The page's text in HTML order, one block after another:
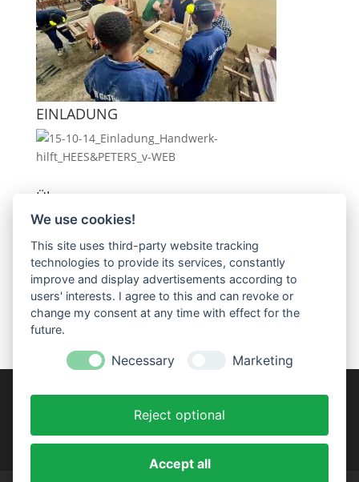
EINLADUNG
Über uns:
HANDWERK HILFT e.V. ist aus einer Initiative der
Schreinerinnung Trier-Saarburg entstanden.
Satzungsgemäßes Ziel des gemeinnützigen Vereins
ist die Realisierung sozialer Projekte. Dabei spielt die
Förderung schulischer und beruflicher Ausbildung
eine tragende Rolle.
We use cookies!
This site uses third-party website tracking
technologies to provide its services, constantly
improve and display advertisements according to
users' interests. I agree to this and can revoke or
change my consent at any time with effect for the
future.
Necessary Marketing
Reject optional
Accept all